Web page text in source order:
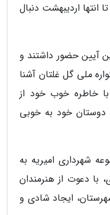
انتها اردیبهشت دنبال
آیین حضور داشتند و
ملی گل غلتان آشنا
خاطره خوب خود از
دوستان خود به خوبی
شهرداری امیریه به
با دعوت از هنرمندان
ایجاد شادی و